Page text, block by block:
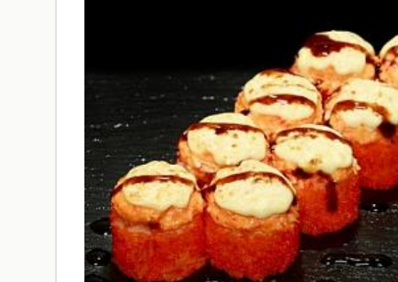
Закуски
Топпинги
Напитки
Сладкое